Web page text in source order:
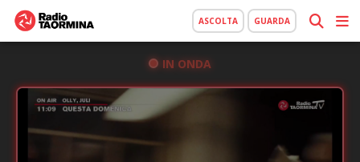
ASCOLTA GUARDA
IN ONDA